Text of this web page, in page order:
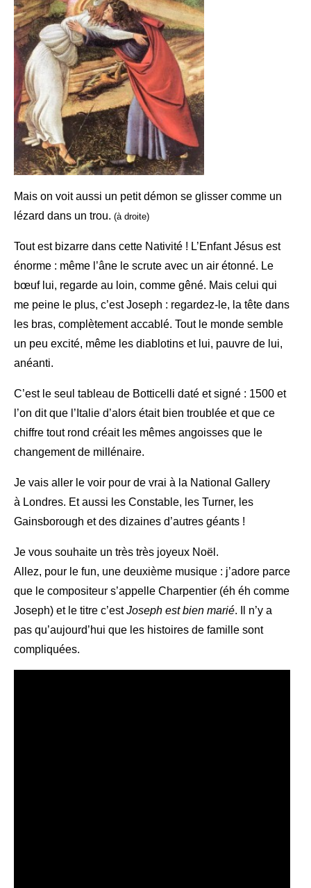
Mais on voit aussi un petit démon se glisser comme un
lézard dans un trou. (à droite)
Tout est bizarre dans cette Nativité ! L’Enfant Jésus est
énorme : même l’âne le scrute avec un air étonné. Le
bœuf lui, regarde au loin, comme gêné. Mais celui qui
me peine le plus, c’est Joseph : regardez-le, la tête dans
les bras, complètement accablé. Tout le monde semble
un peu excité, même les diablotins et lui, pauvre de lui,
anéanti.
C’est le seul tableau de Botticelli daté et signé : 1500 et
l’on dit que l’Italie d’alors était bien troublée et que ce
chiffre tout rond créait les mêmes angoisses que le
changement de millénaire.
Je vais aller le voir pour de vrai à la National Gallery
à Londres. Et aussi les Constable, les Turner, les
Gainsborough et des dizaines d’autres géants !
Je vous souhaite un très très joyeux Noël.
Allez, pour le fun, une deuxième musique : j’adore parce
que le compositeur s’appelle Charpentier (éh éh comme
Joseph) et le titre c’estJoseph est bien marié. Il n’y a
pas qu’aujourd’hui que les histoires de famille sont
compliquées.